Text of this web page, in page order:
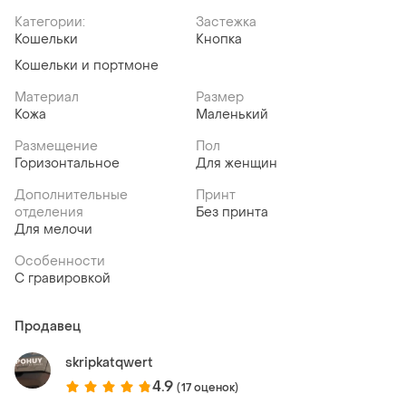
Категории:
Кошельки
Кошельки и портмоне
Застежка
Кнопка
Материал
Кожа
Размер
Маленький
Размещение
Горизонтальное
Пол
Для женщин
Дополнительные
отделения
Для мелочи
Принт
Без принта
Особенности
С гравировкой
Продавец
skripkatqwert
4.9 (17 оценок)